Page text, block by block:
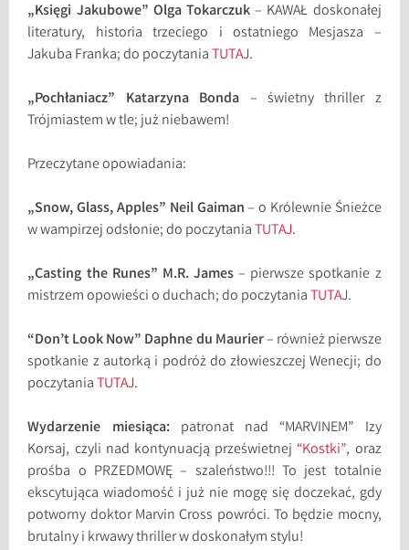
„Księgi Jakubowe” Olga Tokarczuk – KAWAŁ doskonałej
literatury, historia trzeciego i ostatniego Mesjasza –
Jakuba Franka; do poczytaniaTUTAJ.
„Pochłaniacz” Katarzyna Bonda – świetny thriller z
Trójmiastem w tle; już niebawem!
Przeczytane opowiadania:
„Snow, Glass, Apples” Neil Gaiman– o Królewnie Śnieżce
w wampirzej odsłonie; do poczytaniaTUTAJ.
„Casting the Runes” M.R. James – pierwsze spotkanie z
mistrzem opowieści o duchach; do poczytaniaTUTAJ.
“Don’t Look Now” Daphne du Maurier– również pierwsze
spotkanie z autorką i podróż do złowieszczej Wenecji; do
poczytaniaTUTAJ.
Wydarzenie miesiąca:patronat nad “MARVINEM” Izy
Korsaj, czyli nad kontynuacją prześwietnej “Kostki”, oraz
prośba o PRZEDMOWĘ – szaleństwo!!! To jest totalnie
ekscytująca wiadomość i już nie mogę się doczekać, gdy
potworny doktor Marvin Cross powróci. To będzie mocny,
brutalny i krwawy thriller w doskonałym stylu!